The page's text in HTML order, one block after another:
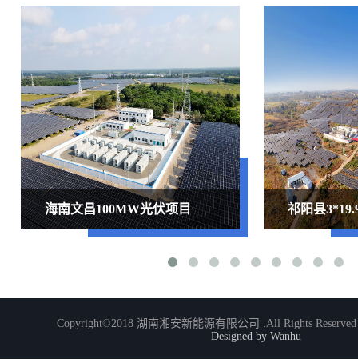
海南文昌100MW光伏项目 祁阳县
Copyright©2018 湖南湘安新能源有限公司 .All Rights
Designed by Wanhu